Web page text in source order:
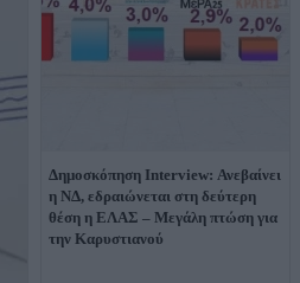
Δημοσκόπηση Interview: Ανεβαίνει
η ΝΔ, εδραιώνεται στη δεύτερη
θέση η ΕΛΑΣ – Μεγάλη πτώση για
την Καρυστιανού